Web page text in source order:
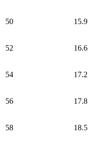
50 15.9
52 16.6
54 17.2
56 17.8
58 18.5